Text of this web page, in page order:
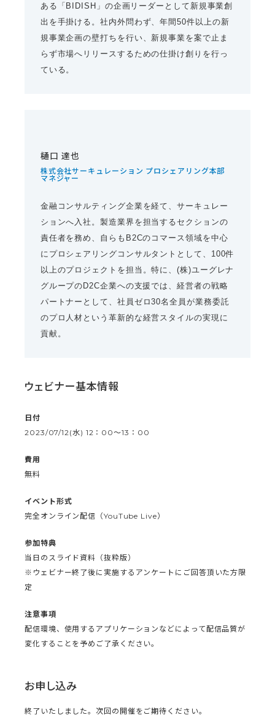
ある「BIDISH」の企画リーダーとして新規事業創
出を手掛ける。社内外問わず、年間50件以上の新
規事業企画の壁打ちを行い、新規事業を案で止ま
らず市場へリリースするための仕掛け創りを行っ
ている。
樋口 達也
株式会社サーキュレーション プロシェアリング本部
マネジャー
金融コンサルティング企業を経て、サーキュレー
ションへ入社。製造業界を担当するセクションの
責任者を務め、自らもB2Cのコマース領域を中心
にプロシェアリングコンサルタントとして、100件
以上のプロジェクトを担当。特に、(株)ユーグレナ
グループのD2C企業への支援では、経営者の戦略
パートナーとして、社員ゼロ30名全員が業務委託
のプロ人材という革新的な経営スタイルの実現に
貢献。
ウェビナー基本情報
日付
2023/07/12(水) 12：00〜13：00
費用
無料
イベント形式
完全オンライン配信（YouTube Live）
参加特典
当日のスライド資料（抜粋版）
※ウェビナー終了後に実施するアンケートにご回答頂いた方限
定
注意事項
配信環境、使用するアプリケーションなどによって配信品質が
変化することを予めご了承ください。
お申し込み
終了いたしました。次回の開催をご期待ください。